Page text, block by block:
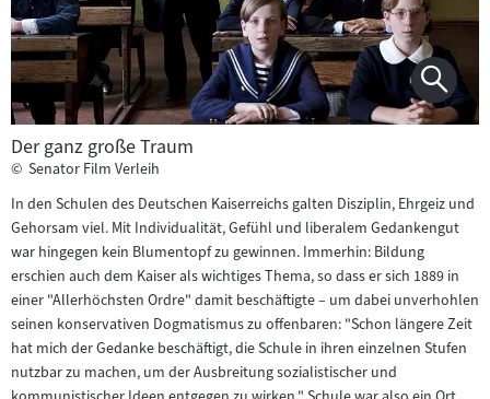
Der ganz große Traum
© Senator Film Verleih
In den Schulen des Deutschen Kaiserreichs galten Disziplin, Ehrgeiz und
Gehorsam viel. Mit Individualität, Gefühl und liberalem Gedankengut
war hingegen kein Blumentopf zu gewinnen. Immerhin: Bildung
erschien auch dem Kaiser als wichtiges Thema, so dass er sich 1889 in
einer "Allerhöchsten Ordre" damit beschäftigte – um dabei unverhohlen
seinen konservativen Dogmatismus zu offenbaren: "Schon längere Zeit
hat mich der Gedanke beschäftigt, die Schule in ihren einzelnen Stufen
nutzbar zu machen, um der Ausbreitung sozialistischer und